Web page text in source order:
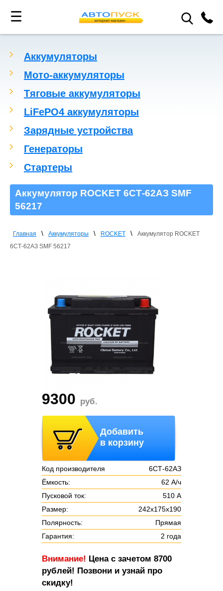
☰
Аккумуляторы
Мото-аккумуляторы
Тяговые аккумуляторы
LiFePO4 аккумуляторы
Зарядные устройства
Генераторы
Стартеры
Аккумулятор ROCKET 6СТ-62АЗ SMF
56217
Главная \ Аккумуляторы \ ROCKET \
Аккумулятор ROCKET
6СТ-62АЗ SMF 56217
9300 руб.
Добавить
в корзину
Код производителя
6СТ-62АЗ
Ёмкость:
62 А/ч
Пусковой ток:
510 А
Размер:
242х175х190
Полярность:
Прямая
Гарантия:
2 года
Внимание! Цена с зачетом 8700
рублей! Позвони и узнай про
скидку!